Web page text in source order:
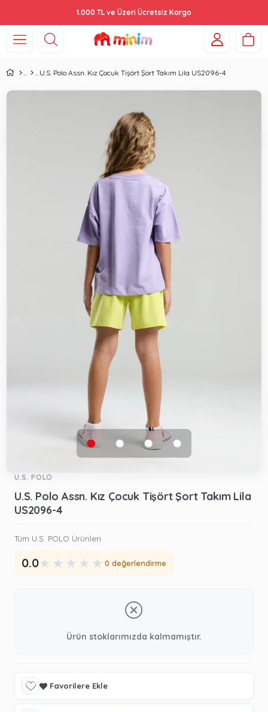
1.000 TL ve Üzeri Ücretsiz Kargo
U.S. Polo Assn. Kız Çocuk Tişört Şort Takım Lila US2096-4
U.S. POLO
U.S. Polo Assn. Kız Çocuk Tişört Şort Takım Lila
US2096-4
Tüm U.S. POLO Ürünleri
0.0★ ★ ★ ★ ★ 0 değerlendirme
Ürün stoklarımızda kalmamıştır.
Favorilere Ekle